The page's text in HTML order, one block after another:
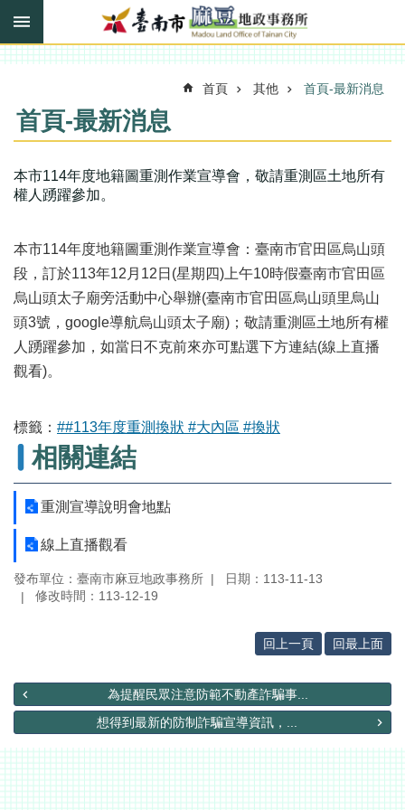
跳到主要內容區塊
搜
進
階
訊
息
機
關
簡
介
線
上
與
查
詢
便
服
民
下
載
主
題
首頁 其他 首頁-最新消息
首頁-最新消息
本市114年度地籍圖重測作業宣導會，敬請重測區土地所有
權人踴躍參加。
本市114年度地籍圖重測作業宣導會：臺南市官田區烏山頭
段，訂於113年12月12日(星期四)上午10時假臺南市官田區
烏山頭太子廟旁活動中心舉辦(臺南市官田區烏山頭里烏山
頭3號，google導航烏山頭太子廟)；敬請重測區土地所有權
人踴躍參加，如當日不克前來亦可點選下方連結(線上直播
觀看)。
標籤： ##113年度重測換狀 #大內區 #換狀
相關連結
重測宣導說明會地點
線上直播觀看
發布單位：臺南市麻豆地政事務所
日期：113-11-13
修改時間：113-12-19
回上一頁 回最上面
為提醒民眾注意防範不動產詐騙事...
想得到最新的防制詐騙宣導資訊，...